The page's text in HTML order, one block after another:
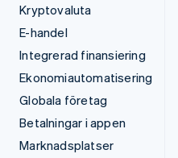
Kryptovaluta
E-handel
Integrerad finansiering
Ekonomiautomatisering
Globala företag
Betalningar i appen
Marknadsplatser